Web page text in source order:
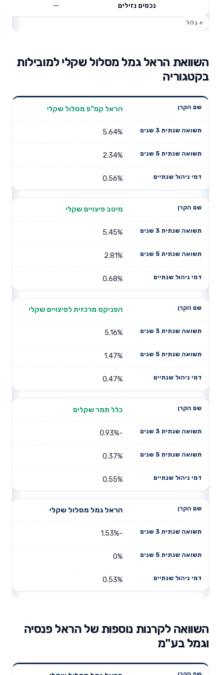
נכסים נזילים —
השוואת הראל גמל מסלול שקלי למובילות
בקטגוריה
שנים
תשואה
הראל קמ"פ מסלול שקלי
5.64%
2.34%
0.56%
מיטב פיצויים שקלי
5.45%
2.81%
0.68%
הפניקס מרכזית לפיצויים שקלי
5.16%
1.47%
0.47%
כלל תמר שקלים
-0.93%
0.37%
0.55%
הראל גמל מסלול שקלי
-1.53%
0%
0.53%
השוואה לקרנות נוספות של הראל פנסיה
וגמל בע"מ